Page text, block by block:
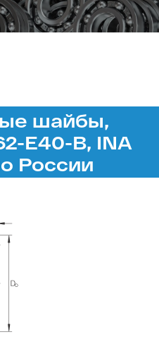
шайбы,
E40-B, INA
России